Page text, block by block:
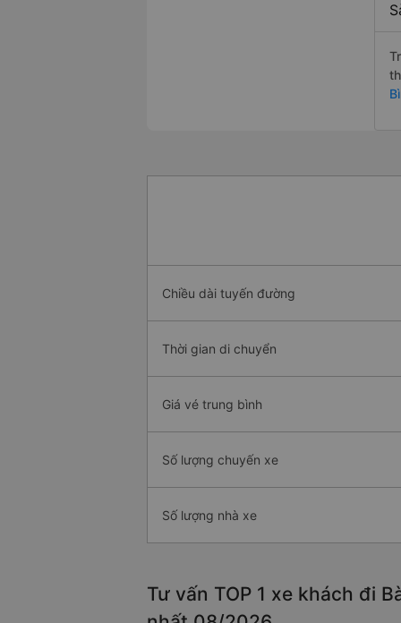
Chiều dài tuyến đường
Thời gian di chuyển
Giá vé trung bình
Số lượng chuyến xe
Số lượng nhà xe
Tư vấn TOP 1 xe khách đi